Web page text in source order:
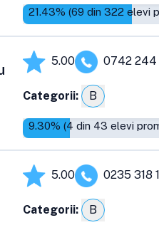
21.43% (69 din 322 elevi
5.00 0742 244
Categorii: B
9.30% (4 din 43 elevi
5.00 0235 318
Categorii: B